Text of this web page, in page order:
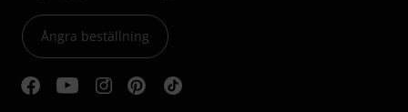
Ångra beställning